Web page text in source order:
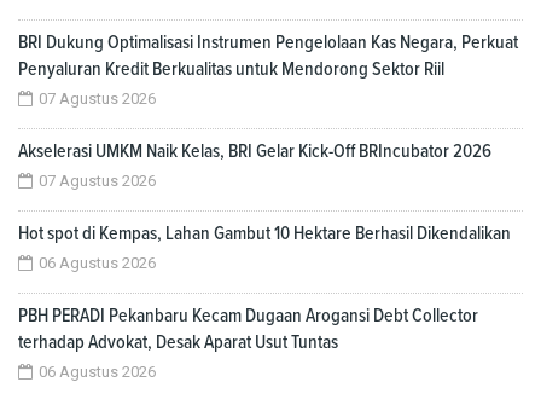
BRI Dukung Optimalisasi Instrumen Pengelolaan Kas Negara, Perkuat
Penyaluran Kredit Berkualitas untuk Mendorong Sektor Riil
07 Agustus 2026
Akselerasi UMKM Naik Kelas, BRI Gelar Kick-Off BRIncubator 2026
07 Agustus 2026
Hot spot di Kempas, Lahan Gambut 10 Hektare Berhasil Dikendalikan
06 Agustus 2026
PBH PERADI Pekanbaru Kecam Dugaan Arogansi Debt Collector
terhadap Advokat, Desak Aparat Usut Tuntas
06 Agustus 2026